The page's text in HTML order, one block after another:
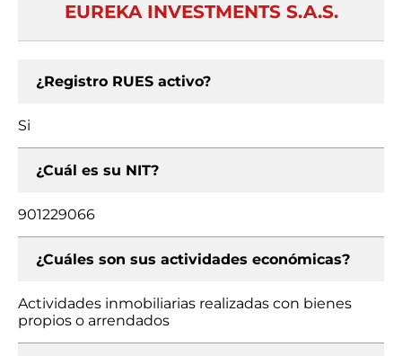
EUREKA INVESTMENTS S.A.S.
¿Registro RUES activo?
Si
¿Cuál es su NIT?
901229066
¿Cuáles son sus actividades económicas?
Actividades inmobiliarias realizadas con bienes
propios o arrendados